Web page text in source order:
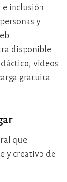
e inclusión
y
disponible
videos
gratuita
que
y creativo de